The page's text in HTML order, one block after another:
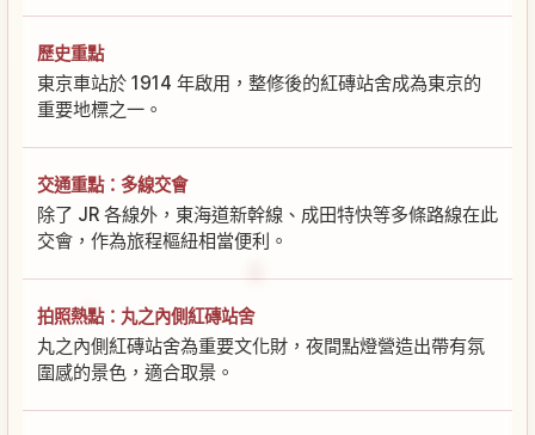
歷史重點
東京車站於 1914 年啟用，整修後的紅磚站舍成為東京的
重要地標之一。
交通重點：多線交會
除了 JR 各線外，東海道新幹線、成田特快等多條路線在此
交會，作為旅程樞紐相當便利。
拍照熱點：丸之內側紅磚站舍
丸之內側紅磚站舍為重要文化財，夜間點燈營造出帶有氛
圍感的景色，適合取景。